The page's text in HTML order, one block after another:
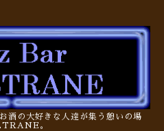
酒の大好きな人達が集う憩いの場
。